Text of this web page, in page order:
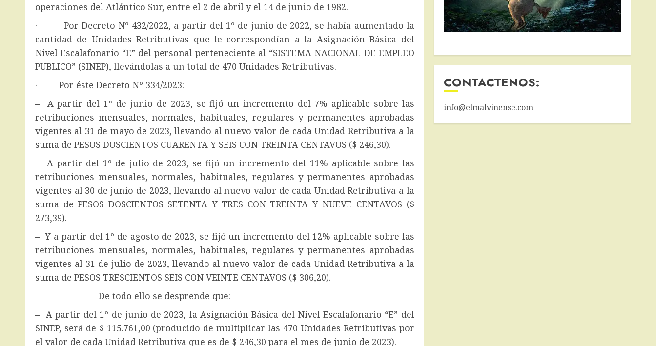
operaciones del Atlántico Sur, entre el 2 de abril y el 14 de junio de 1982.
· Por Decreto Nº 432/2022, a partir del 1º de junio de 2022, se había aumentado la
cantidad de Unidades Retributivas que le correspondían a la Asignación Básica del
Nivel Escalafonario “E” del personal perteneciente al “SISTEMA NACIONAL DE EMPLEO
PUBLICO” (SINEP), llevándolas a un total de 470 Unidades Retributivas.
· Por éste Decreto Nº 334/2023:
– A partir del 1º de junio de 2023, se fijó un incremento del 7% aplicable sobre las
retribuciones mensuales, normales, habituales, regulares y permanentes aprobadas
vigentes al 31 de mayo de 2023, llevando al nuevo valor de cada Unidad Retributiva a la
suma de PESOS DOSCIENTOS CUARENTA Y SEIS CON TREINTA CENTAVOS ($ 246,30).
– A partir del 1º de julio de 2023, se fijó un incremento del 11% aplicable sobre las
retribuciones mensuales, normales, habituales, regulares y permanentes aprobadas
vigentes al 30 de junio de 2023, llevando al nuevo valor de cada Unidad Retributiva a la
suma de PESOS DOSCIENTOS SETENTA Y TRES CON TREINTA Y NUEVE CENTAVOS ($
273,39).
– Y a partir del 1º de agosto de 2023, se fijó un incremento del 12% aplicable sobre las
retribuciones mensuales, normales, habituales, regulares y permanentes aprobadas
vigentes al 31 de julio de 2023, llevando al nuevo valor de cada Unidad Retributiva a la
suma de PESOS TRESCIENTOS SEIS CON VEINTE CENTAVOS ($ 306,20).
De todo ello se desprende que:
– A partir del 1º de junio de 2023, la Asignación Básica del Nivel Escalafonario “E” del
SINEP, será de $ 115.761,00 (producido de multiplicar las 470 Unidades Retributivas por
el valor de cada Unidad Retributiva que es de $ 246,30 para el mes de junio de 2023).
CONTACTENOS:
info@elmalvinense.com